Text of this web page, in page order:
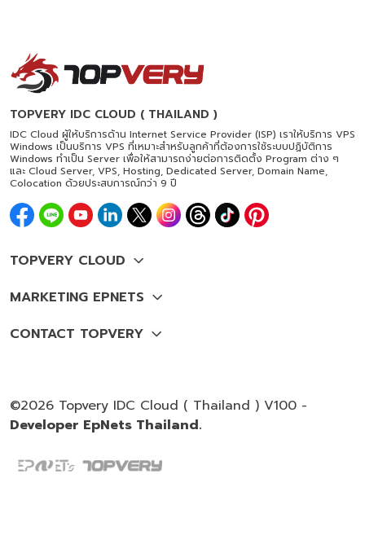
TOPVERY IDC CLOUD ( THAILAND )
IDC Cloud ผู้ให้บริการด้าน Internet Service Provider (ISP) เราให้บริการ VPS
Windows เป็นบริการ VPS ที่เหมาะสำหรับลูกค้าที่ต้องการใช้ระบบปฏิบัติการ
Windows ทำเป็น Server เพื่อให้สามารถง่ายต่อการติดตั้ง Program ต่าง ๆ
และ Cloud Server, VPS, Hosting, Dedicated Server, Domain Name,
Colocation ด้วยประสบการณ์กว่า 9 ปี
©2026 Topvery IDC Cloud ( Thailand ) V100 -
Developer EpNets Thailand.